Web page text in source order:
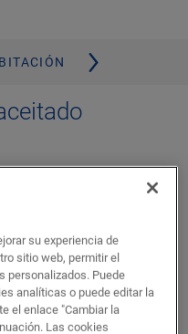
su experiencia de
sitio web, permitir el
personalizados. Puede
analíticas o puede editar la
el enlace "Cambiar la
Las cookies